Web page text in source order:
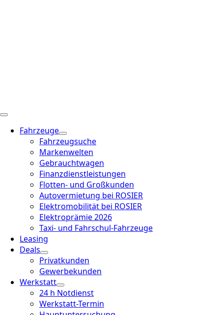
Fahrzeuge
Fahrzeugsuche
Markenwelten
Gebrauchtwagen
Finanzdienstleistungen
Flotten- und Großkunden
Autovermietung bei ROSIER
Elektromobilität bei ROSIER
Elektroprämie 2026
Taxi- und Fahrschul-Fahrzeuge
Leasing
Deals
Privatkunden
Gewerbekunden
Werkstatt
24 h Notdienst
Werkstatt-Termin